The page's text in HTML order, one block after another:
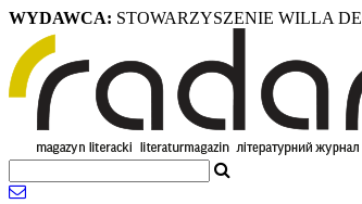
WYDAWCA: STOWARZYSZENIE WILLA